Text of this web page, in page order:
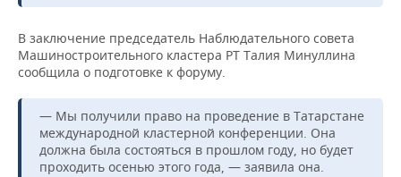
В заключение председатель Наблюдательного совета
Машиностроительного кластера РТ Талия Минуллина
сообщила о подготовке к форуму.
— Мы получили право на проведение в Татарстане
международной кластерной конференции. Она
должна была состояться в прошлом году, но будет
проходить осенью этого года, — заявила она.